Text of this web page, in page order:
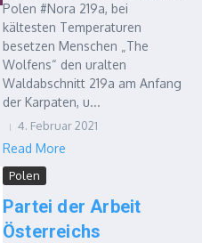
Polen #Nora 219a, bei
kältesten Temperaturen
besetzen Menschen „The
Wolfens“ den uralten
Waldabschnitt 219a am Anfang
der Karpaten, u...
4. Februar 2021
Read More
Polen
Partei der Arbeit
Österreichs